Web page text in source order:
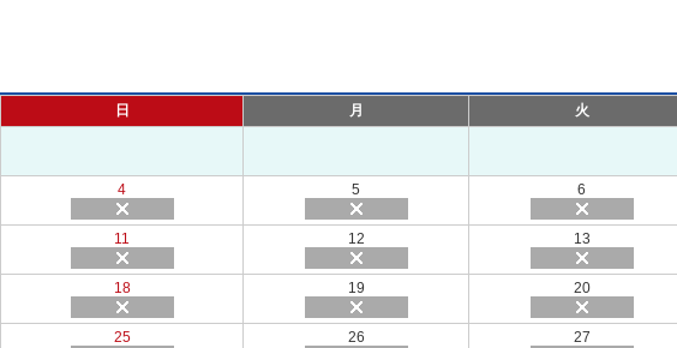
日 月 火
4 5 6
11 12 13
18 19 20
25 26 27